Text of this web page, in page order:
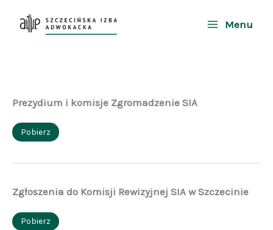
Menu
Prezydium i komisje Zgromadzenie SIA
Pobierz
Zgłoszenia do Komisji Rewizyjnej SIA w Szczecinie
Pobierz